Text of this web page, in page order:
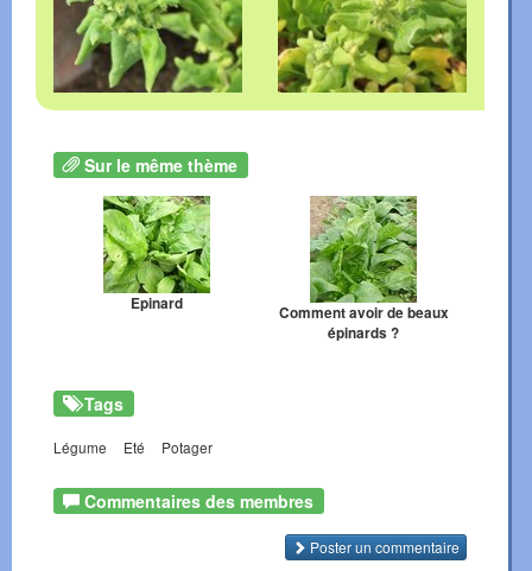
Sur le même thème
Epinard
Comment avoir de beaux
épinards ?
Tags
Légume Eté Potager
Commentaires des membres
Poster un commentaire